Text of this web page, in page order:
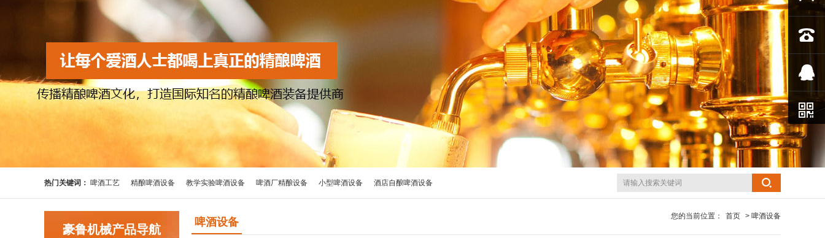
热门关键词： 啤酒工艺 精酿啤酒设备 教学实验啤酒设备 啤酒厂精酿设备 小型啤酒设备 酒店自酿啤酒设备
豪鲁机械产品导航
啤酒设备 您的当前位置： 首页 > 啤酒设备


